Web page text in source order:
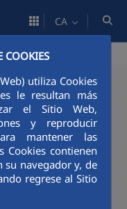
COOKIES
utiliza Cookies
le resultan más
el Sitio Web,
y reproducir
mantener las
Cookies contienen
su navegador y, de
regrese al Sitio
CA
en
primer